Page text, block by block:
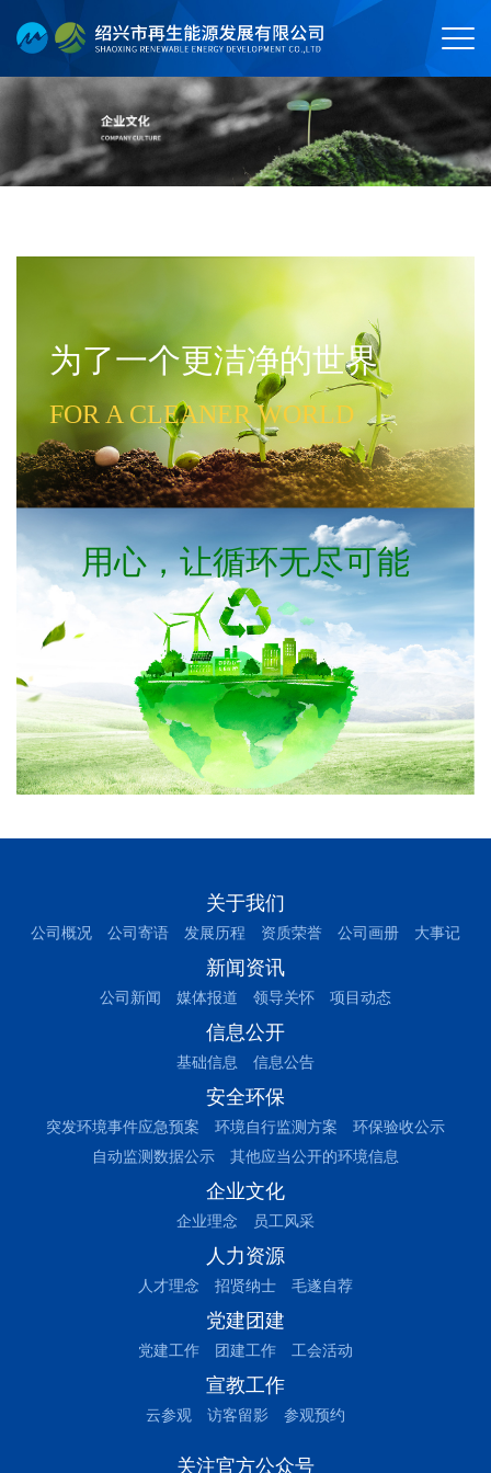
为了一个更洁净的世界
FOR A CLEANER WORLD
用心，让循环无尽可能
关于我们
公司概况 公司寄语 发展历程 资质荣誉 公司画册 大事记
新闻资讯
公司新闻 媒体报道 领导关怀 项目动态
信息公开
基础信息 信息公告
安全环保
突发环境事件应急预案 环境自行监测方案
环保验收公示
自动监测数据公示
其他应当公开的环境信息
企业文化
企业理念 员工风采
人力资源
人才理念 招贤纳士 毛遂自荐
党建团建
党建工作 团建工作 工会活动
宣教工作
云参观 访客留影 参观预约
关注官方公众号